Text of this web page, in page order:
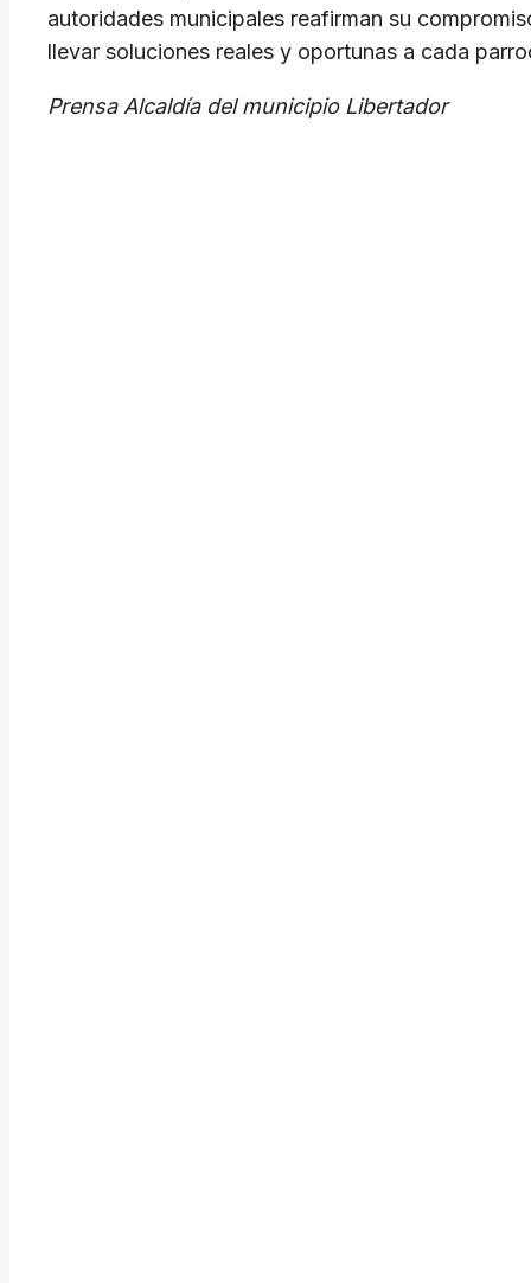
autoridades municipales reafirman su
llevar soluciones reales y oportunas a cada
Prensa Alcaldía del municipio Libertador